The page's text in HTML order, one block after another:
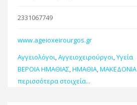
2331067749
www.ageioxeirourgos.gr
Αγγειολόγοι,Αγγειοχειρούργοι,Υγεία
ΒΕΡΟΙΑ ΗΜΑΘΙΑΣ,ΗΜΑΘΙΑ,ΜΑΚΕΔΟΝΙΑ
περισσότερα στοιχεία...